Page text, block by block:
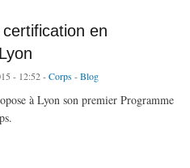
en
- 12:52 -Corps -Blog
à Lyon son premier Programme